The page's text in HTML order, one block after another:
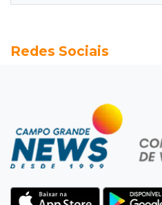
tiro na cabeça em loja do
Governo libera R$ 433
temporal de granizo
17:17 Em investigação
ser membro de facção
Redes Sociais